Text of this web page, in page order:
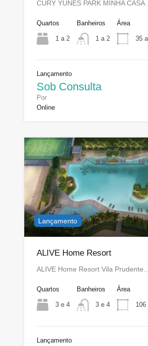
CURY YUNES PARK MINHA CASA…
Quartos
1 a 2
Banheiros
1 a 2
Área
35
Lançamento
Sob Consulta
Por
Online
Lançamento
ALIVE Home Resort
ALIVE Home Resort Vila
Quartos
3 e 4
Banheiros
3 e 4
Área
106
Lançamento